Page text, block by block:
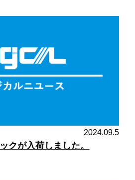
2024.09.5
クが入荷しました。